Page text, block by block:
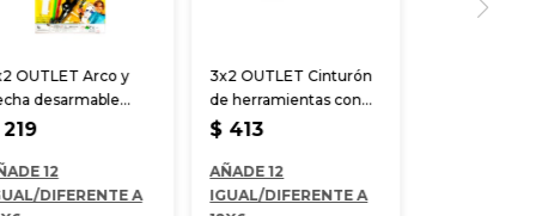
OUTLET Arco y
desarmable
cm
219
12
DIFERENTE A
3x2 OUTLET Cinturón
de herramientas con
casco
$ 413
AÑADE 12
IGUAL/DIFERENTE A